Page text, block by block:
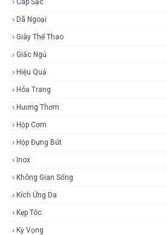
Dã Ngoại
Giày Thể Thao
Giấc Ngủ
Hiệu Quả
Hóa Trang
Hương Thơm
Hộp Cơm
Hộp Đựng Bút
Inox
Không Gian Sống
Kích Ứng Da
Kẹp Tóc
Kỳ Vọng